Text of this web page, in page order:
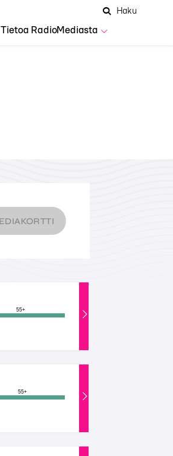
Tietoa RadioMediasta
AvaaHaku
Hae
55+
55+